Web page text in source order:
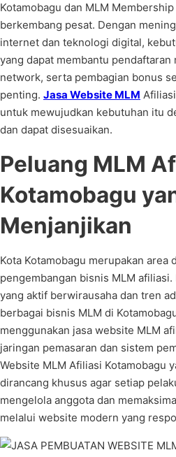
Kotamobagu dan MLM
berkembang pesat. Dengan
internet dan teknologi digital,
yang dapat membantu pendaftaran
network, serta pembagian bonus
penting. Jasa Website MLM
untuk mewujudkan kebutuhan itu
dan dapat disesuaikan.
Peluang MLM
Kotamobagu
Menjanjikan
Kota Kotamobagu merupakan
pengembangan bisnis MLM
yang aktif berwirausaha dan tren
berbagai bisnis MLM di
menggunakan jasa website MLM
jaringan pemasaran dan sistem
Website MLM Afiliasi Kotamobagu
dirancang khusus agar setiap
mengelola anggota dan
melalui website modern yang